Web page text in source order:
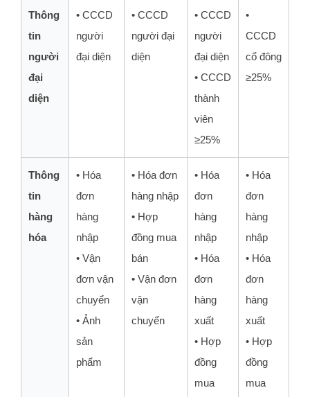
Thông
tin
người
đại
diện
• CCCD
người
đại diện
• CCCD
người đại
diện
• CCCD
người
đại diện
• CCCD
thành
viên
≥25%
•
CCCD
cổ đông
≥25%
Thông
tin
hàng
hóa
• Hóa
đơn
hàng
nhập
• Vận
đơn vận
chuyển
• Ảnh
sản
phẩm
• Hóa đơn
hàng nhập
• Hợp
đồng mua
bán
• Vận đơn
vận
chuyển
• Hóa
đơn
hàng
nhập
• Hóa
đơn
hàng
xuất
• Hợp
đồng
mua
• Hóa
đơn
hàng
nhập
• Hóa
đơn
hàng
xuất
• Hợp
đồng
mua